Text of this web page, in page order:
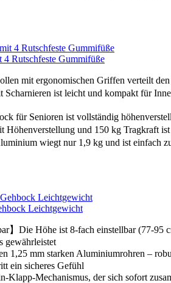
Rutschfeste Gummifüße
mit ergonomischen Griffen verteilt
ist leicht und kompakt für
für Senioren ist vollständig
Höhenverstellung und 150 kg Tragkraft
wiegt nur 1,9 kg und ist einfach
Leichtgewicht
】Die Höhe ist 8-fach einstellbar (77-
gewährleistet
1,25 mm starken Aluminiumrohren –
ein sicheres Gefühl
Klapp-Mechanismus, der sich sofort